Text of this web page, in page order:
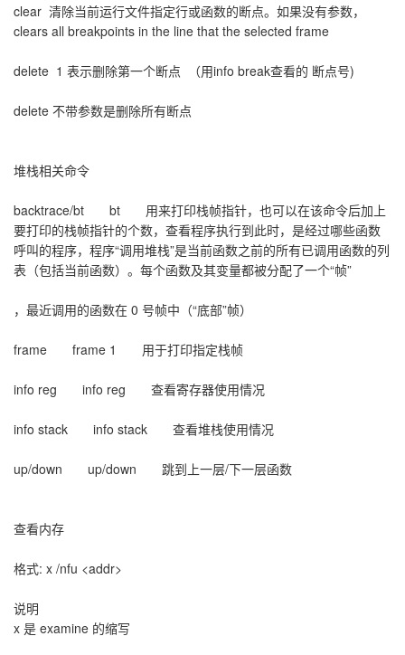
clear 清除当前运行文件指定行或函数的断点。如果没有参数，
clears all breakpoints in the line that the selected frame
delete 1 表示删除第一个断点 （用info break查看的 断点号)
delete 不带参数是删除所有断点
堆栈相关命令
backtrace/bt bt 用来打印栈帧指针，也可以在该命令后加上
要打印的栈帧指针的个数，查看程序执行到此时，是经过哪些函数
呼叫的程序，程序“调用堆栈”是当前函数之前的所有已调用函数的列
表（包括当前函数）。每个函数及其变量都被分配了一个“帧”
，最近调用的函数在 0 号帧中（“底部”帧）
frame frame 1 用于打印指定栈帧
info reg info reg 查看寄存器使用情况
info stack info stack 查看堆栈使用情况
up/down up/down 跳到上一层/下一层函数
查看内存
格式: x /nfu <addr>
说明
x 是 examine 的缩写